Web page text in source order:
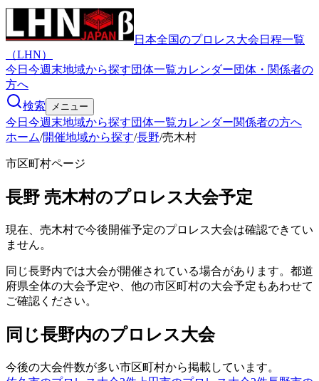
日本全国のプロレス大会日程一覧
（LHN）
今日 今週末地域から探す団体一覧カレンダー団体・関係者の
方へ
検索
メニュー
今日 今週末地域から探す団体一覧カレンダー関係者の方へ
ホーム/開催地域から探す/長野/売木村
市区町村ページ
長野 売木村のプロレス大会予定
現在、売木村で今後開催予定のプロレス大会は確認できてい
ません。
同じ長野内では大会が開催されている場合があります。都道
府県全体の大会予定や、他の市区町村の大会予定もあわせて
ご確認ください。
同じ長野内のプロレス大会
今後の大会件数が多い市区町村から掲載しています。